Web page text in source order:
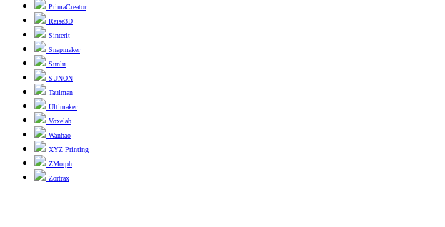
PrimaCreator
Raise3D
Sinterit
Snapmaker
Sunlu
SUNON
Taulman
Ultimaker
Voxelab
Wanhao
XYZ Printing
ZMorph
Zortrax